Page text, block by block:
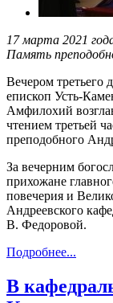
17 марта 2021
Память
Вечером третьего
епископ Усть-
Амфилохий
чтением третьей
преподобного
За вечерним
прихожане
повечерия и
Андреевского
В. Федоровой.
Подробнее...
В